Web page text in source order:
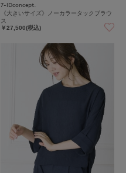
7-IDconcept.
《大きいサイズ》ノーカラータックブラウ
ス
￥27,500(税込)